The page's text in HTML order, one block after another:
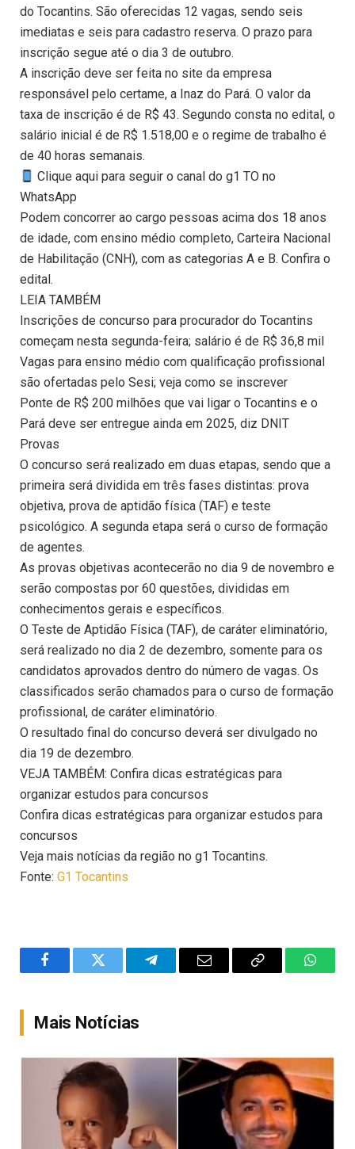
do Tocantins. São oferecidas 12 vagas, sendo seis
imediatas e seis para cadastro reserva. O prazo para
inscrição segue até o dia 3 de outubro.
A inscrição deve ser feita no site da empresa
responsável pelo certame, a Inaz do Pará. O valor da
taxa de inscrição é de R$ 43. Segundo consta no edital, o
salário inicial é de R$ 1.518,00 e o regime de trabalho é
de 40 horas semanais.
Clique aqui para seguir o canal do g1 TO no
WhatsApp
Podem concorrer ao cargo pessoas acima dos 18 anos
de idade, com ensino médio completo, Carteira Nacional
de Habilitação (CNH), com as categorias A e B. Confira o
edital.
LEIA TAMBÉM
Inscrições de concurso para procurador do Tocantins
começam nesta segunda-feira; salário é de R$ 36,8 mil
Vagas para ensino médio com qualificação profissional
são ofertadas pelo Sesi; veja como se inscrever
Ponte de R$ 200 milhões que vai ligar o Tocantins e o
Pará deve ser entregue ainda em 2025, diz DNIT
Provas
O concurso será realizado em duas etapas, sendo que a
primeira será dividida em três fases distintas: prova
objetiva, prova de aptidão física (TAF) e teste
psicológico. A segunda etapa será o curso de formação
de agentes.
As provas objetivas acontecerão no dia 9 de novembro e
serão compostas por 60 questões, divididas em
conhecimentos gerais e específicos.
O Teste de Aptidão Física (TAF), de caráter eliminatório,
será realizado no dia 2 de dezembro, somente para os
candidatos aprovados dentro do número de vagas. Os
classificados serão chamados para o curso de formação
profissional, de caráter eliminatório.
O resultado final do concurso deverá ser divulgado no
dia 19 de dezembro.
VEJA TAMBÉM: Confira dicas estratégicas para
organizar estudos para concursos
Confira dicas estratégicas para organizar estudos para
concursos
Veja mais notícias da região no g1 Tocantins.
Fonte: G1 Tocantins
FacebookTwitter TelegramEmail
Copy
Mais Notícias